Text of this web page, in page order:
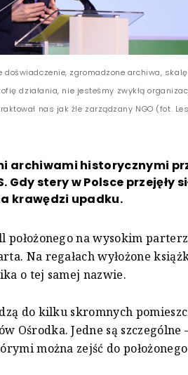
doświadczenie, zgromadzone archiwa,
działania, nie jesteśmy zwykłą
nas jak źle zarządzany NGO (fot.
archiwami historycznymi
Gdy stery w Polsce przejęły
krawędzi upadku.
położonego na wysokim
Na regałach wyłożone
o tej samej nazwie.
do kilku skromnych
Ośrodka. Jedne są szczególne
można zejść do